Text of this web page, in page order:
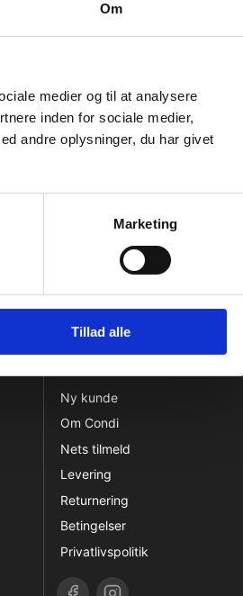
Om
medier og til at analysere
inden for sociale medier,
andre oplysninger, du har givet
Marketing
Tillad alle
Ny kunde
Om Condi
Nets tilmeld
Levering
Returnering
Betingelser
Privatlivspolitik